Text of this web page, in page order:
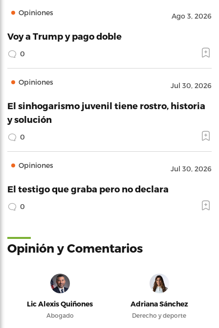
Opiniones Ago 3, 2026
Voy a Trump y pago doble
0
Opiniones Jul 30, 2026
El sinhogarismo juvenil tiene rostro, historia
y solución
0
Opiniones Jul 30, 2026
El testigo que graba pero no declara
0
Opinión y Comentarios
Lic Alexis Quiñones
Abogado
Adriana Sánchez
Derecho y deporte